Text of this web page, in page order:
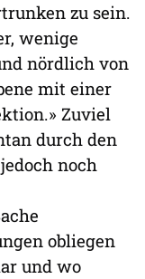
zu sein.
wenige
nördlich von
mit einer
Zuviel
durch den
noch
obliegen
und wo